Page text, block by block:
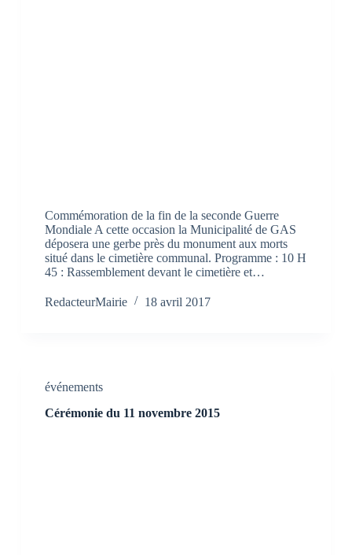
Commémoration de la fin de la seconde Guerre
Mondiale A cette occasion la Municipalité de GAS
déposera une gerbe près du monument aux morts
situé dans le cimetière communal. Programme : 10 H
45 : Rassemblement devant le cimetière et…
RedacteurMairie 18 avril 2017
événements
Cérémonie du 11 novembre 2015